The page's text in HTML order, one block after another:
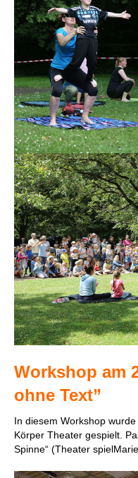
Workshop am
ohne Text”
In diesem Workshop
Körper Theater gespielt.
Spinne“ (Theater